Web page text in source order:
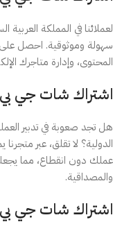
لعملائنا في المملكة العربية
سهولة وموثوقية. احصل على
المحتوى، وإدارة متاجرك
اشتراك شات جي
هل تجد صعوبة في تدبير
الدولية؟ لا تقلق، عبر
عملك دون انقطاع، مما
والمصداقية.
اشتراك شات جي بي